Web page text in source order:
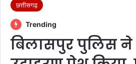
छत्तीसगढ़
Trending
बिलासपुर पुलिस